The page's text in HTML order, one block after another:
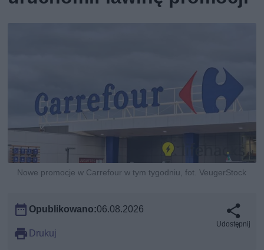
Nowe promocje w Carrefour w tym tygodniu, fot. VeugerStock
Opublikowano:06.08.2026
Drukuj
Udostępnij